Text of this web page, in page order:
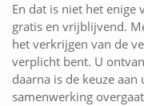
En dat is niet het enige
gratis en vrijblijvend.
het verkrijgen van de
verplicht bent. U
daarna is de keuze
samenwerking